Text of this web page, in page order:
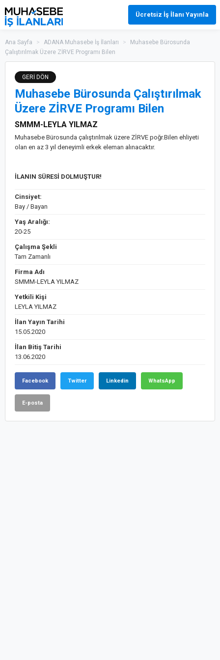
Ücretsiz İş İlanı Yayınla
Ana Sayfa > ADANA Muhasebe İş İlanları >
Muhasebe Bürosunda
Çalıştırılmak Üzere ZİRVE Programı Bilen
GERİ DÖN
Muhasebe Bürosunda Çalıştırılmak
Üzere ZİRVE Programı Bilen
SMMM-LEYLA YILMAZ
Muhasebe Bürosunda çalıştırılmak üzere ZİRVE poğr.Bilen ehliyeti
olan en az 3 yıl deneyimli erkek eleman alınacaktır.
İLANIN SÜRESİ DOLMUŞTUR!
Cinsiyet:
Bay / Bayan
Yaş Aralığı:
20-25
Çalışma Şekli
Tam Zamanlı
Firma Adı
SMMM-LEYLA YILMAZ
Yetkili Kişi
LEYLA YILMAZ
İlan Yayın Tarihi
15.05.2020
İlan Bitiş Tarihi
13.06.2020
Facebook Twitter Linkedin WhatsApp
E-posta